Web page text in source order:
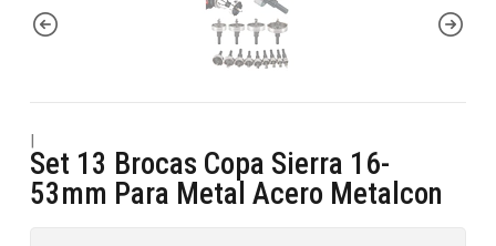
|
Set 13 Brocas Copa Sierra 16-
53mm Para Metal Acero Metalcon